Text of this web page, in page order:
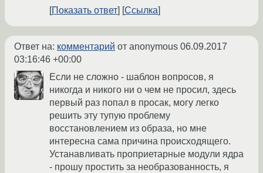
Показать ответ Ссылка
Ответ на: комментарий от anonymous 06.09.2017
03:16:46 +00:00
Если не сложно - шаблон вопросов, я
никогда и никого ни о чем не просил, здесь
первый раз попал в просак, могу легко
решить эту тупую проблему
восстановлением из образа, но мне
интересна сама причина происходящего.
Устанавливать проприетарные модули ядра
- прошу простить за необразованность, я